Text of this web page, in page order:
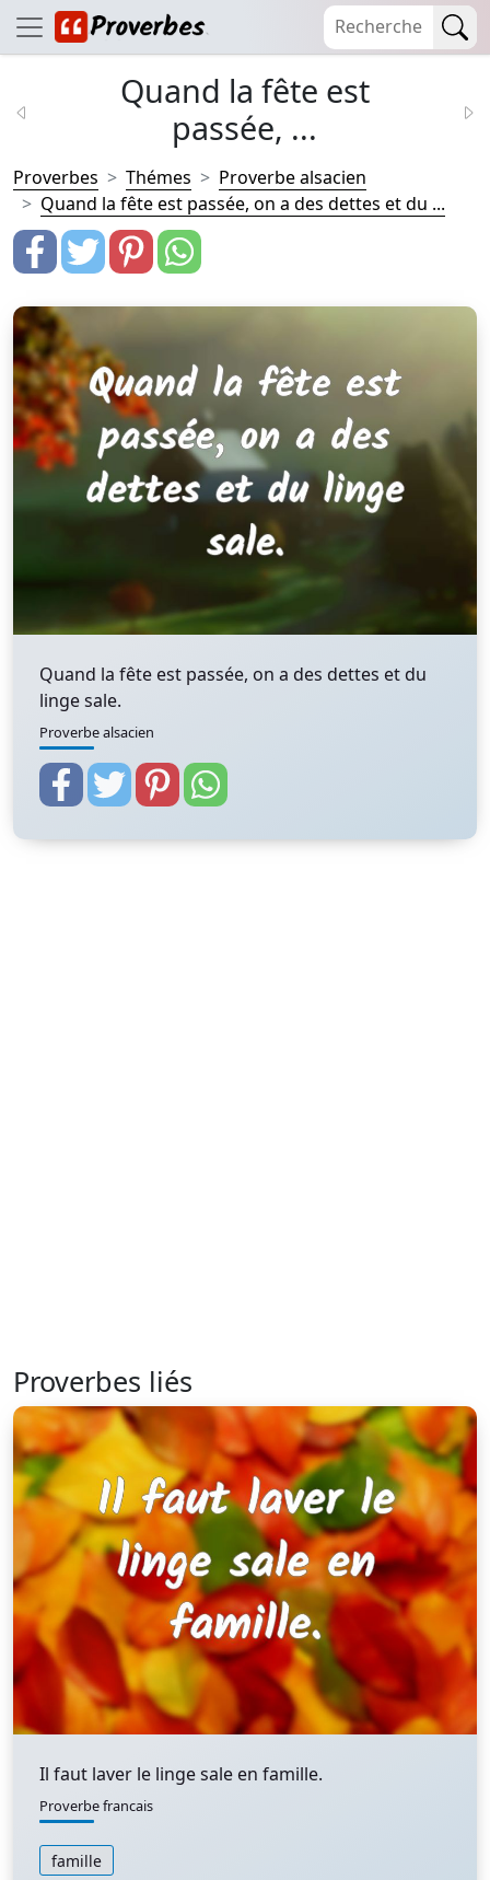
Quand la fête est
passée, ...
Proverbes Thémes
Proverbe alsacien
Quand la fête est passée, on a des dettes et du ...
Quand la fête est passée, on a des dettes et du
linge sale.
Proverbe alsacien
Proverbes liés
Il faut laver le linge sale en famille.
Proverbe francais
famille